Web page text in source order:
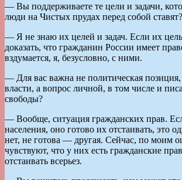
— Вы поддерживаете те цели и задачи,
люди на Чистых прудах перед собой ставят?
— Я не знаю их целей и задач. Если их
доказать, что гражданин России имеет
вздумается, я, безусловно, с ними.
— Для вас важна не политическая
власти, а вопрос личной, в том числе и
свободы?
— Вообще, ситуация гражданских прав.
населения, оно готово их отстаивать, это
нет, не готова — другая. Сейчас, по моим
чувствуют, что у них есть гражданские
отстаивать всерьез.